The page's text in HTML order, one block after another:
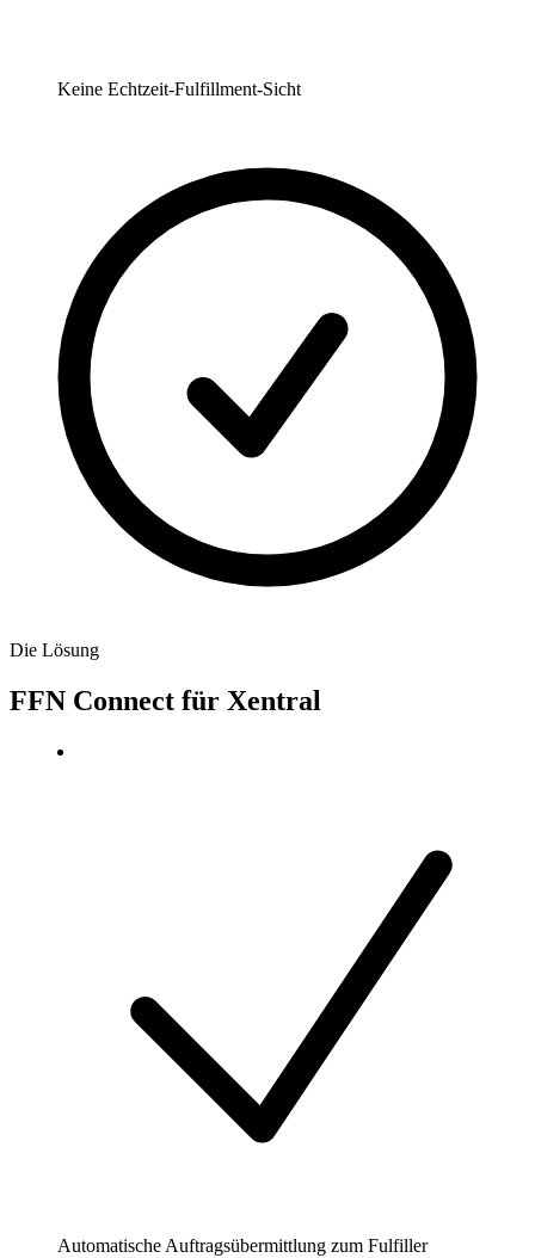
Keine Echtzeit-Fulfillment-Sicht
Die Lösung
FFN Connect für Xentral
Automatische Auftragsübermittlung zum Fulfiller